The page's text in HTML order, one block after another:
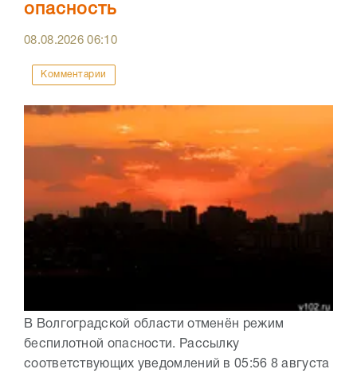
опасность
08.08.202606:10
Комментарии
В Волгоградской области отменён режим
беспилотной опасности. Рассылку
соответствующих уведомлений в 05:56 8 августа